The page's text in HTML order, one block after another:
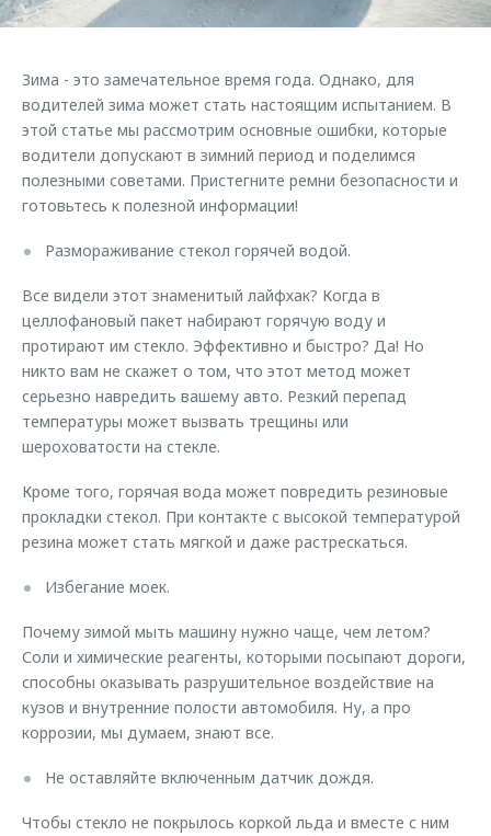
Страхование
Аксессуары
Одежда и сувениры
Оригинальные аксессуары
Запчасти
Трейд-ин
Калькулятор трейд-ин
Клиентская поддержка
Клуб владельцев OMODA
Приложение O&J
Аксессуары
Оригинальные аксессуары
Запчасти
Обратная связь
Зима - это замечательное время года. Однако, для
водителей зима может стать настоящим испытанием. В
этой статье мы рассмотрим основные ошибки, которые
водители допускают в зимний период и поделимся
полезными советами. Пристегните ремни безопасности и
готовьтесь к полезной информации!
Размораживание стекол горячей водой.
Все видели этот знаменитый лайфхак? Когда в
целлофановый пакет набирают горячую воду и
протирают им стекло. Эффективно и быстро? Да! Но
никто вам не скажет о том, что этот метод может
серьезно навредить вашему авто. Резкий перепад
температуры может вызвать трещины или
шероховатости на стекле.
Кроме того, горячая вода может повредить резиновые
прокладки стекол. При контакте с высокой температурой
резина может стать мягкой и даже растрескаться.
Избегание моек.
Почему зимой мыть машину нужно чаще, чем летом?
Соли и химические реагенты, которыми посыпают дороги,
способны оказывать разрушительное воздействие на
кузов и внутренние полости автомобиля. Ну, а про
коррозии, мы думаем, знают все.
Не оставляйте включенным датчик дождя.
Чтобы стекло не покрылось коркой льда и вместе с ним